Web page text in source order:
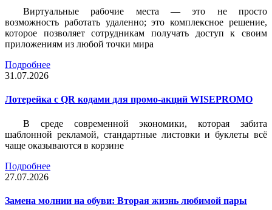
Виртуальные рабочие места — это не просто
возможность работать удаленно; это комплексное решение,
которое позволяет сотрудникам получать доступ к своим
приложениям из любой точки мира
Подробнее
31.07.2026
Лотерейка c QR кодами для промо-акций WISEPROMO
В среде современной экономики, которая забита
шаблонной рекламой, стандартные листовки и буклеты всё
чаще оказываются в корзине
Подробнее
27.07.2026
Замена молнии на обуви: Вторая жизнь любимой пары